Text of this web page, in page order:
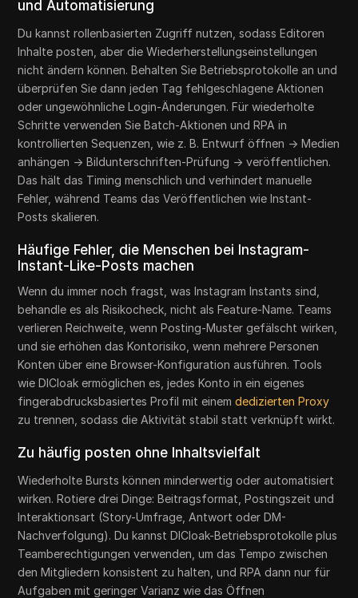
und Automatisierung
Du kannst rollenbasierten Zugriff nutzen, sodass Editoren
Inhalte posten, aber die Wiederherstellungseinstellungen
nicht ändern können. Behalten Sie Betriebsprotokolle an und
überprüfen Sie dann jeden Tag fehlgeschlagene Aktionen
oder ungewöhnliche Login-Änderungen. Für wiederholte
Schritte verwenden Sie Batch-Aktionen und RPA in
kontrollierten Sequenzen, wie z. B. Entwurf öffnen → Medien
anhängen → Bildunterschriften-Prüfung → veröffentlichen.
Das hält das Timing menschlich und verhindert manuelle
Fehler, während Teams das Veröffentlichen wie Instant-
Posts skalieren.
Häufige Fehler, die Menschen bei Instagram-
Instant-Like-Posts machen
Wenn du immer noch fragst, was Instagram Instants sind,
behandle es als Risikocheck, nicht als Feature-Name. Teams
verlieren Reichweite, wenn Posting-Muster gefälscht wirken,
und sie erhöhen das Kontorisiko, wenn mehrere Personen
Konten über eine Browser-Konfiguration ausführen. Tools
wie DICloak ermöglichen es, jedes Konto in ein eigenes
fingerabdrucksbasiertes Profil mit einemdedizierten Proxy
zu trennen, sodass die Aktivität stabil statt verknüpft wirkt.
Zu häufig posten ohne Inhaltsvielfalt
Wiederholte Bursts können minderwertig oder automatisiert
wirken. Rotiere drei Dinge: Beitragsformat, Postingszeit und
Interaktionsart (Story-Umfrage, Antwort oder DM-
Nachverfolgung). Du kannst DICloak-Betriebsprotokolle plus
Teamberechtigungen verwenden, um das Tempo zwischen
den Mitgliedern konsistent zu halten, und RPA dann nur für
Aufgaben mit geringer Varianz wie das Öffnen